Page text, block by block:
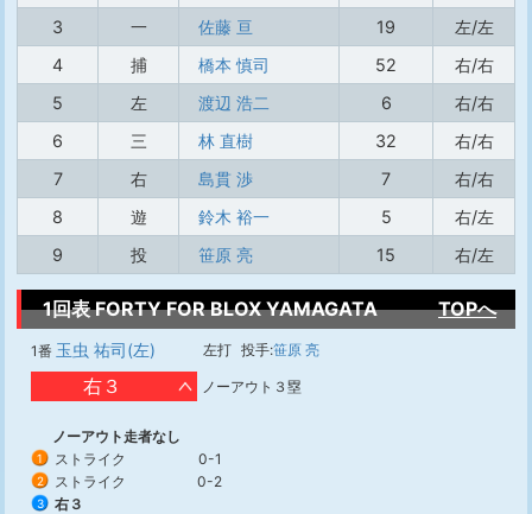
3
一 佐藤 亘 19
左/左
4
捕 橋本 慎司 52
右/右
5
左 渡辺 浩二 6
右/右
6
三 林 直樹 32
右/右
7
右 島貫 渉 7
右/右
8
遊 鈴木 裕一 5
右/左
9
投 笹原 亮 15 右/左
1回表 FORTY FOR BLOX YAMAGATA TOPへ
1番 玉虫 祐司(左) 左打 投手:笹原 亮
右３ ノーアウト３塁
ノーアウト走者なし
1 ストライク 0-1
2 ストライク 0-2
3
右３